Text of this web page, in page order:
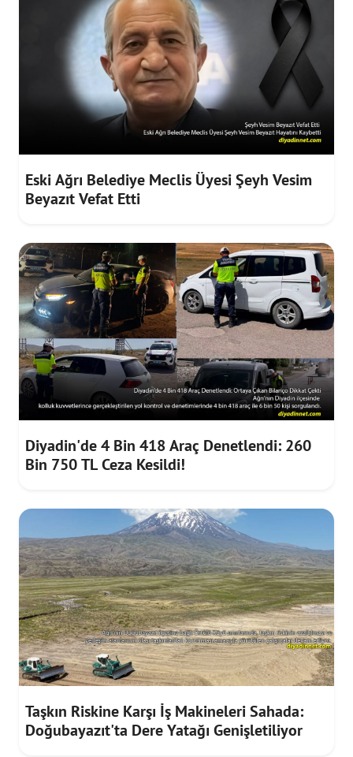
Eski Ağrı Belediye Meclis Üyesi Şeyh Vesim
Beyazıt Vefat Etti
Diyadin'de 4 Bin 418 Araç Denetlendi: 260
Bin 750 TL Ceza Kesildi!
Taşkın Riskine Karşı İş Makineleri Sahada:
Doğubayazıt'ta Dere Yatağı Genişletiliyor